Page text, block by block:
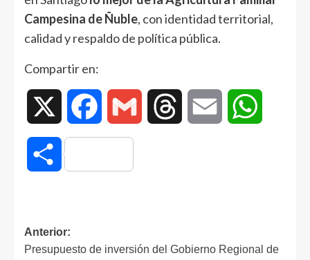
Campesina de Ñuble, con identidad territorial,
calidad y respaldo de política pública.
Compartir en:
Facebook Gmail Threads Email
Compartir
Anterior:
Presupuesto de inversión del Gobierno Regional de